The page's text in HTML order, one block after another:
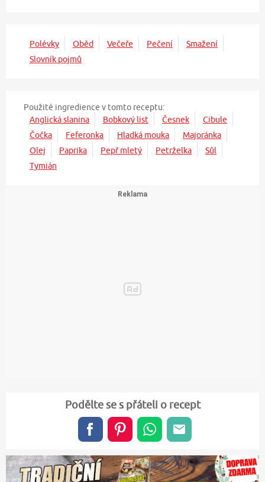
Polévky Oběd Večeře Pečení
Smažení
Slovník pojmů
Použité ingredience v tomto receptu:
Anglická slanina
Bobkový list Česnek
Cibule
Čočka
Feferonka Hladká mouka
Majoránka
Olej
Paprika Pepř mletý Petrželka
Sůl
Tymián
Podělte se s přáteli o recept